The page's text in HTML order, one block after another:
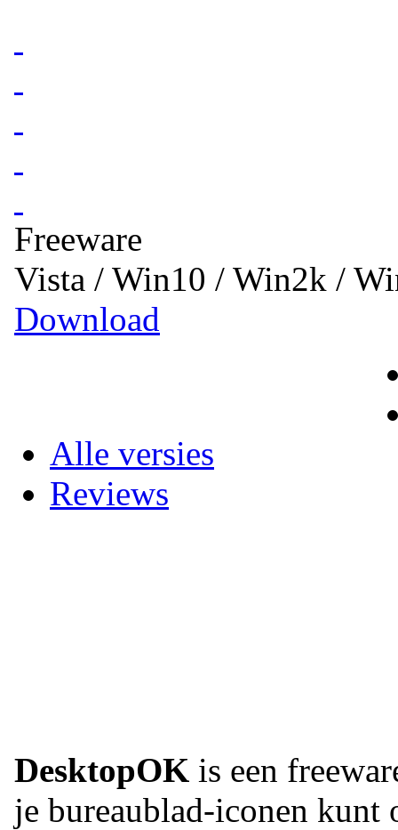
Freeware
Vista / Win10 / Win2k /
Download
Alle versies
Reviews
DesktopOK is een
je bureaublad-iconen kunt